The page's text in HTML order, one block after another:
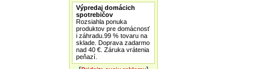
Výpredaj domácich
spotrebičov
Rozsiahla ponuka
produktov pre domácnosť
i záhradu.99 % tovaru na
sklade. Doprava zadarmo
nad 40 €. Záruka vrátenia
peňazí.